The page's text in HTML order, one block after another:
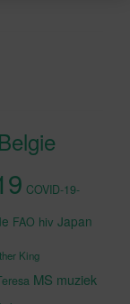
Belgie
COVID-19-
FAO hiv Japan
King
MS muziek